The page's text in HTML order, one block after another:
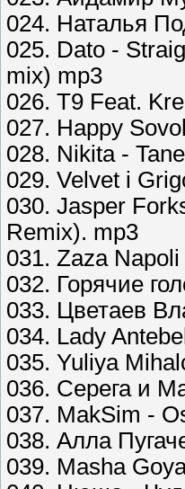
024. Наталья
025. Dato -
mix) mp3
026. T9 Feat.
027. Happy
028. Nikita -
029. Velvet i
030. Jasper
Remix). mp3
031. Zaza
032. Горячие
033. Цветаев
034. Lady
035. Yuliya
036. Серега и
037. MakSim -
038. Алла
039. Masha